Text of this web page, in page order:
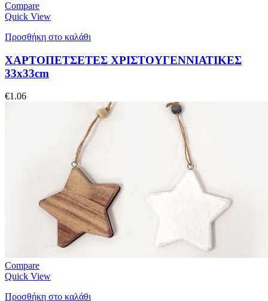
Compare
Quick View
Προσθήκη στο καλάθι
ΧΑΡΤΟΠΕΤΣΕΤΕΣ ΧΡΙΣΤΟΥΓΕΝΝΙΑΤΙΚΕΣ
33x33cm
€1.06
Compare
Quick View
Προσθήκη στο καλάθι